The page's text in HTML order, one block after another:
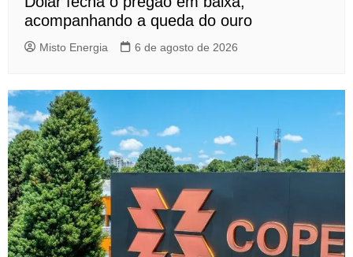
acompanhando a queda do ouro
Misto Energia 6 de agosto de 2026